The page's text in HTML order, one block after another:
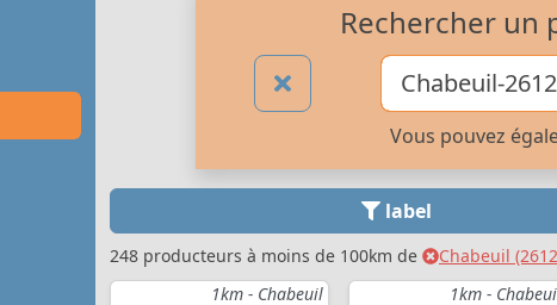
Rechercher
Vous pouvez
label
248 producteurs à moins de 100km de Chabeuil
1km - Chabeuil
1km -